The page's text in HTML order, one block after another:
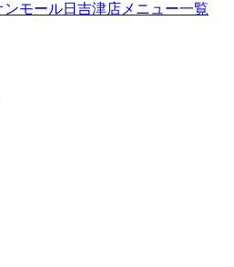
モール日吉津店メニュー一覧